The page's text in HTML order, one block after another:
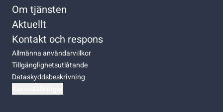
Om tjänsten
Aktuellt
Kontakt och respons
Allmänna användarvillkor
Tillgänglighetsutlåtande
Dataskyddsbeskrivning